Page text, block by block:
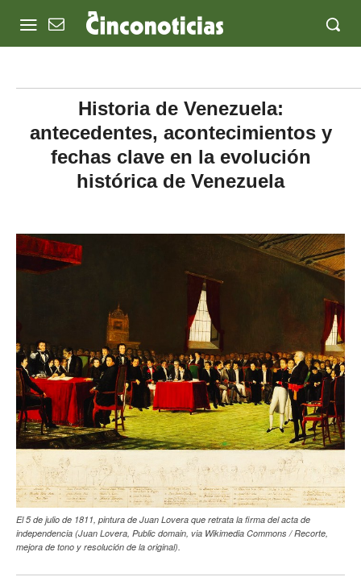
Historia de Venezuela:
antecedentes, acontecimientos y
fechas clave en la evolución
histórica de Venezuela
El 5 de julio de 1811, pintura de Juan Lovera que retrata la firma del acta de
independencia (Juan Lovera, Public domain, via Wikimedia Commons / Recorte,
mejora de tono y resolución de la original).